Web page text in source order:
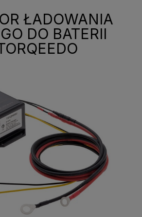
ŁADOWANIA
DO BATERII